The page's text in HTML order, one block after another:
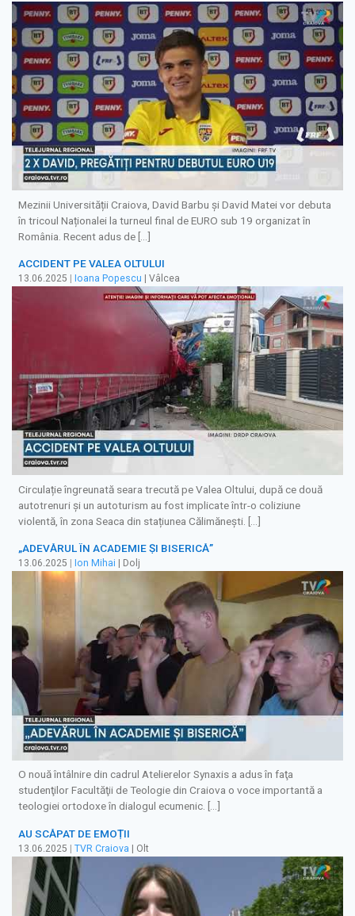
Mezinii Universității Craiova, David Barbu și David Matei vor debuta
în tricoul Naționalei la turneul final de EURO sub 19 organizat în
România. Recent adus de […]
ACCIDENT PE VALEA OLTULUI
13.06.2025 Ioana Popescu | Vâlcea
Circulație îngreunată seara trecută pe Valea Oltului, după ce două
autotrenuri și un autoturism au fost implicate într-o coliziune
violentă, în zona Seaca din stațiunea Călimănești. […]
„ADEVĂRUL ÎN ACADEMIE ŞI BISERICĂ”
13.06.2025 Ion Mihai | Dolj
O nouă întâlnire din cadrul Atelierelor Synaxis a adus în faţa
studenţilor Facultăţii de Teologie din Craiova o voce importantă a
teologiei ortodoxe în dialogul ecumenic. […]
AU SCĂPAT DE EMOȚII
13.06.2025 | TVR Craiova | Olt